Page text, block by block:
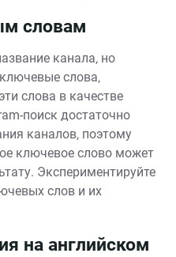
словам
канала‚ но
слова‚
слова в качестве
поиск достаточно
каналов‚ поэтому
ключевое слово может
Экспериментируйте
слов и их
на английском